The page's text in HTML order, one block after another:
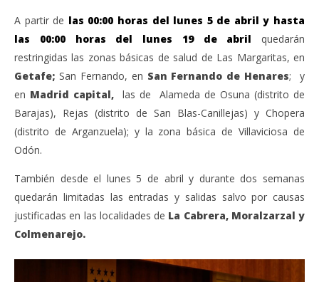
A partir de las 00:00 horas del lunes 5 de abril y hasta
las 00:00 horas del lunes 19 de abril
quedarán
restringidas las zonas básicas de salud de Las Margaritas, en
Getafe; San Fernando, en San Fernando de Henares; y
en Madrid capital,
las de Alameda de Osuna (distrito de
Barajas), Rejas (distrito de San Blas-Canillejas) y Chopera
(distrito de Arganzuela); y la zona básica de Villaviciosa de
Odón.
También desde el lunes 5 de abril y durante dos semanas
quedarán limitadas las entradas y salidas salvo por causas
justificadas en las localidades de La Cabrera, Moralzarzal y
Colmenarejo.